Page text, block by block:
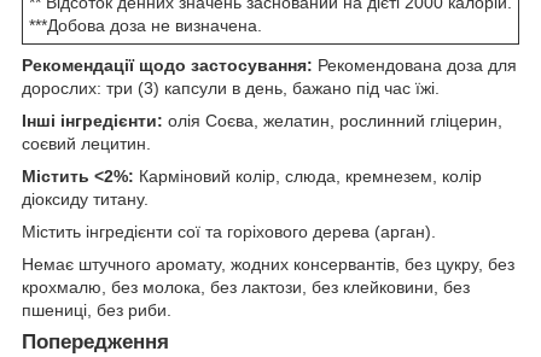
***Добова доза не визначена.
Рекомендації щодо застосування: Рекомендована доза для
дорослих: три (3) капсули в день, бажано під час їжі.
Інші інгредієнти: олія Соєва, желатин, рослинний гліцерин,
соєвий лецитин.
Містить <2%: Карміновий колір, слюда, кремнезем, колір
діоксиду титану.
Містить інгредієнти сої та горіхового дерева (арган).
Немає штучного аромату, жодних консервантів, без цукру, без
крохмалю, без молока, без лактози, без клейковини, без
пшениці, без риби.
Попередження